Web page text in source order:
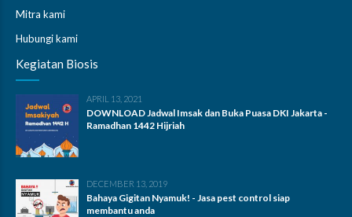
Mitra kami
Hubungi kami
Kegiatan Biosis
APRIL 13, 2021
DOWNLOAD Jadwal Imsak dan Buka Puasa DKI Jakarta -
Ramadhan 1442 Hijriah
DECEMBER 13, 2019
Bahaya Gigitan Nyamuk! - Jasa pest control siap
membantu anda